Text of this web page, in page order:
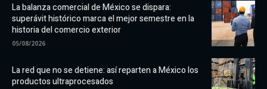
La balanza comercial de México se dispara:
superávit histórico marca el mejor semestre en la
historia del comercio exterior
05/08/2026
La red que no se detiene: así reparten a México los
productos ultraprocesados